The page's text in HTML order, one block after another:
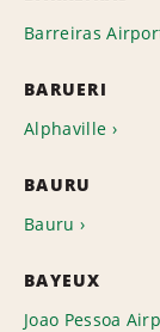
Barreiras
BARUERI
Alphaville
BAURU
Bauru
BAYEUX
Joao Pessoa